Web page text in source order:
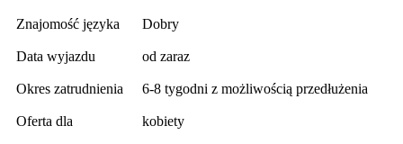
Znajomość języka Dobry
Data wyjazdu od zaraz
Okres zatrudnienia 6-8 tygodni z możliwością przedłużenia
Oferta dla kobiety